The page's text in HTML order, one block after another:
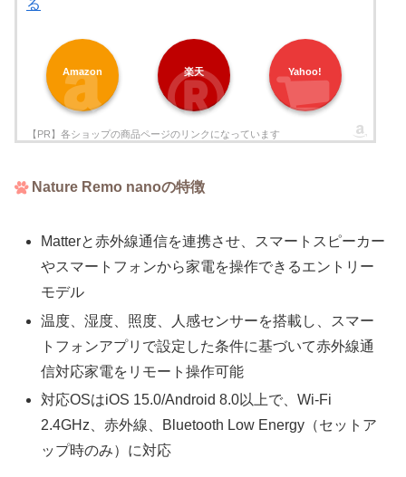
る
Amazon 楽天 Yahoo!
Nature Remo nanoの特徴
Matterと赤外線通信を連携させ、スマートスピーカー
やスマートフォンから家電を操作できるエントリー
モデル
温度、湿度、照度、人感センサーを搭載し、スマー
トフォンアプリで設定した条件に基づいて赤外線通
信対応家電をリモート操作可能
対応OSはiOS 15.0/Android 8.0以上で、Wi-Fi
2.4GHz、赤外線、Bluetooth Low Energy（セットア
ップ時のみ）に対応